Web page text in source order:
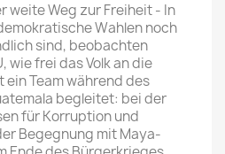
weite Weg zur Freiheit - In
Wahlen noch
sind, beobachten
wie frei das Volk an die
ein Team während des
begleitet: bei der
für Korruption und
Begegnung mit Maya-